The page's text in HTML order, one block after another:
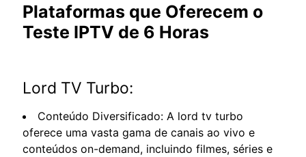
Plataformas que Oferecem o
Teste IPTV de 6 Horas
Lord TV Turbo:
Conteúdo Diversificado: A lord tv turbo
oferece uma vasta gama de canais ao vivo e
conteúdos on-demand, incluindo filmes, séries e